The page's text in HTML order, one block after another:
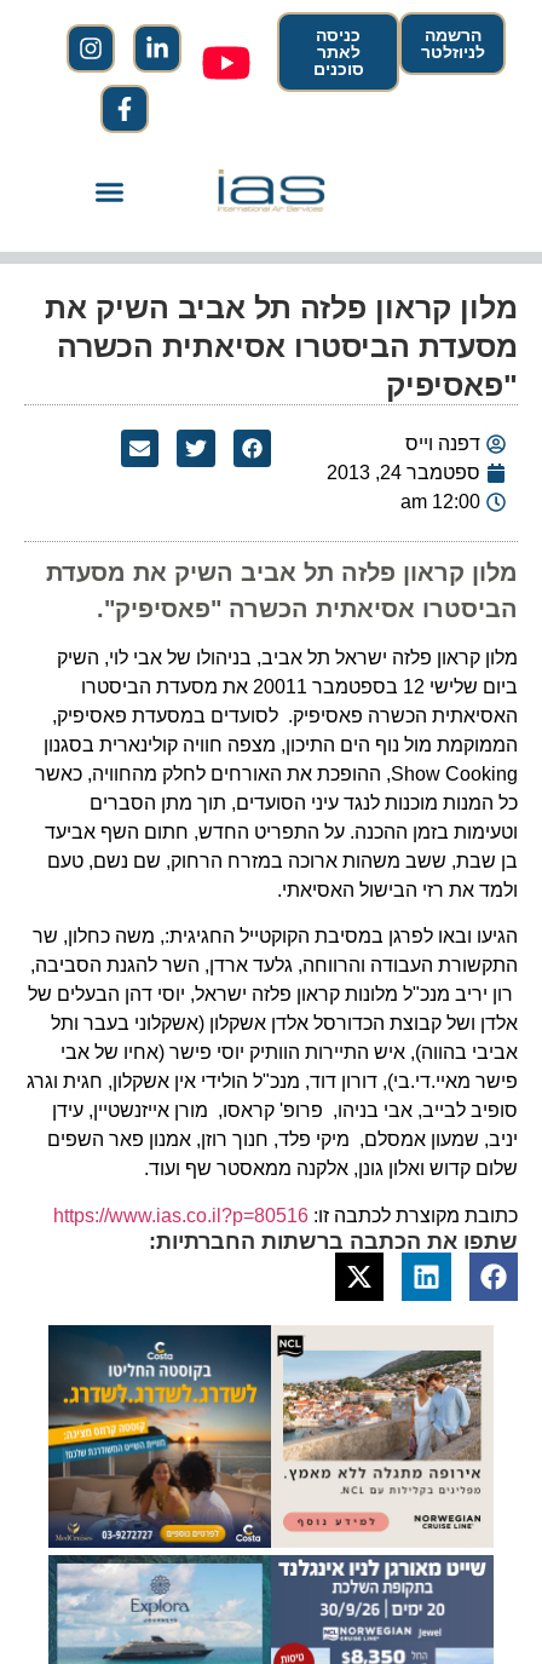
הרשמה
לניוזלטר
כניסה
לאתר
סוכנים
מלון קראון פלזה תל אביב השיק את
מסעדת הביסטרו אסיאתית הכשרה
"פאסיפיק
דפנה וייס
ספטמבר 24, 2013
12:00 am
מלון קראון פלזה תל אביב השיק את מסעדת
הביסטרו אסיאתית הכשרה "פאסיפיק".
מלון קראון פלזה ישראל תל אביב, בניהולו של אבי לוי, השיק
ביום שלישי 12 בספטמבר 20011 את מסעדת הביסטרו
האסיאתית הכשרה פאסיפיק. לסועדים במסעדת פאסיפיק,
הממוקמת מול נוף הים התיכון, מצפה חוויה קולינארית בסגנון
Show Cooking, ההופכת את האורחים לחלק מהחוויה, כאשר
כל המנות מוכנות לנגד עיני הסועדים, תוך מתן הסברים
וטעימות בזמן ההכנה. על התפריט החדש, חתום השף אביעד
בן שבת, ששב משהות ארוכה במזרח הרחוק, שם נשם, טעם
ולמד את רזי הבישול האסיאתי.
הגיעו ובאו לפרגן במסיבת הקוקטייל החגיגית:, משה כחלון, שר
התקשורת העבודה והרווחה, גלעד ארדן, השר להגנת הסביבה,
רון יריב מנכ"ל מלונות קראון פלזה ישראל, יוסי דהן הבעלים של
אלדן ושל קבוצת הכדורסל אלדן אשקלון (אשקלוני בעבר ותל
אביבי בהווה), איש התיירות הוותיק יוסי פישר (אחיו של אבי
פישר מאיי.די.בי), דורון דוד, מנכ"ל הולידי אין אשקלון, חגית וגרג
סופיב לבייב, אבי בניהו, פרופ' קראסו, מורן אייזנשטיין, עידן
יניב, שמעון אמסלם, מיקי פלד, חנוך רוזן, אמנון פאר השפים
שלום קדוש ואלון גונן, אלקנה ממאסטר שף ועוד.
כתובת מקוצרת לכתבה זו: https://www.ias.co.il?p=80516
שתפו את הכתבה ברשתות החברתיות: